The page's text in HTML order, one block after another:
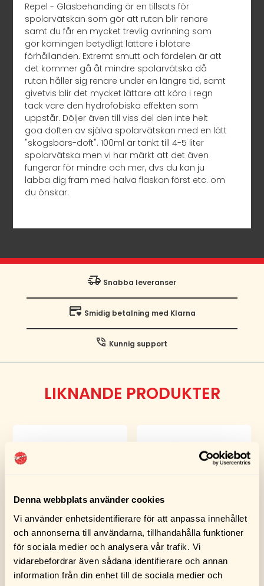
Denna webbplats använder cookies
Vi använder enhetsidentifierare för att anpassa innehållet
och annonserna till användarna, tillhandahålla funktioner
för sociala medier och analysera vår trafik. Vi
vidarebefordrar även sådana identifierare och annan
information från din enhet till de sociala medier och
Repel - Glasbehanding är en tillsats för
spolarvätskan som gör att rutan blir renare
samt du får en mycket trevlig avrinning som
gör körningen betydligt lättare i blötare
förhållanden. Extremt smutt och fördelen är att
det kommer gå åt mindre spolarvätska då
rutan håller sig renare under en längre tid, samt
givetvis blir det mycket lättare att köra i regn
tack vare den hydrofobiska effekten som
uppstår. Döljer även till viss del den inte helt
goa doften av själva spolarvätskan med en lätt
"skogsbärs-doft". 100ml är tänkt till 4-5 liter
spolarvätska men vi har märkt att det även
fungerar för mindre och mer, dvs du kan ju
labba dig fram med halva flaskan först etc. om
du önskar.
Snabba leveranser
Smidig betalning med Klarna
Kunnig support
LIKNANDE PRODUKTER
Turtle Wax Cockpit
Shine Blank Spray
300ML
Turtle Wax Cockpit
Cleaner Pad